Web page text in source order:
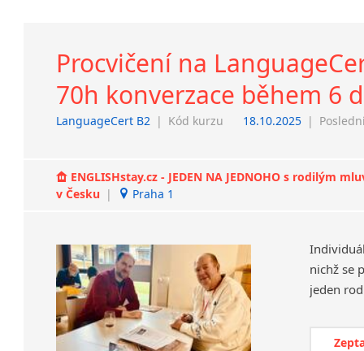
Procvičení na
70h konverzace během 6
LanguageCert B2 | Kód kurzu 18.10.2025 |
ENGLISHstay.cz - JEDEN NA JEDNOHO s rodilým
v Česku | Praha 1
nichž se